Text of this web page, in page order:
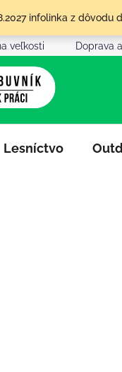
infolinka z dôvodu
veľkosti Doprava
Lesníctvo